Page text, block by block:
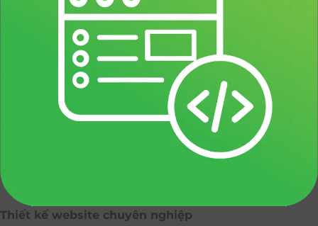
Thiết kế website chuyên nghiệp